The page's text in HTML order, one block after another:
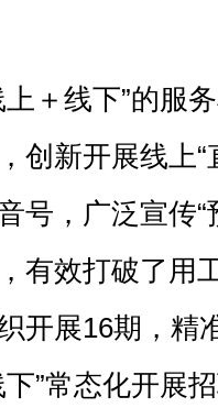
上＋线下”的服
创新开展线上“
号，广泛宣传“
有效打破了用
开展16期，精
下”常态化开展